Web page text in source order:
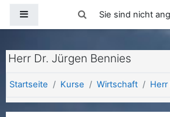
Website-ÜbersichtSucheingabe
Sie sind nicht
Herr Dr. Jürgen Bennies
Startseite Kurse Wirtschaft